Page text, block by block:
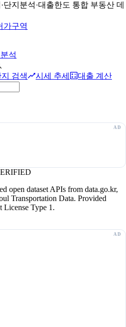
단지분석·대출한도 통합 부동산 데
가구역
석
지 검색 시세 추세
대출 계산
open dataset APIs from data.go.kr,
Transportation Data. Provided
License Type 1.